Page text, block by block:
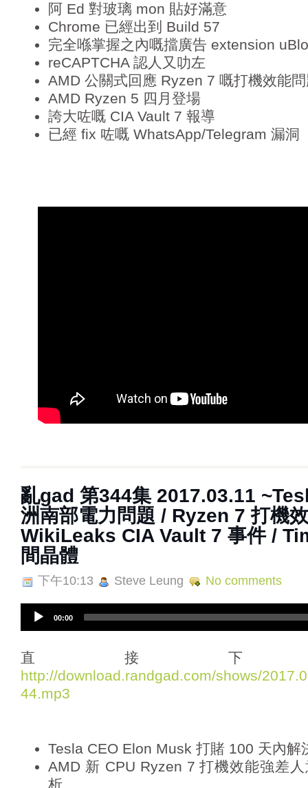
阿 Ed 對玻璃 mon 貼好滿意
Chrome 已經出到 Build 57
完全喺掌握之內嘅擋廣告 extension
reCAPTCHA 認人又叻左
AMD 公關式回應 Ryzen 7 嘅打機效能
AMD Ryzen 5 四月登場
誇大咗嘅 CIA Vault 7 報導
已經 fix 咗嘅 WhatsApp/Telegram 漏洞
亂gad 第344集 2017.03.11
洲南部電力問題 / Ryzen 7 打機
WikiLeaks CIA Vault 7 事件 /
間晶體
下午10:13 Steve Leung No comments
i
o
P
l
00:00
直接
http://download.randgad.com/shows/
44.mp3
Tesla CEO Elon Musk 打賭 100 天內解
AMD 新 CPU Ryzen 7 打機效能強差
析